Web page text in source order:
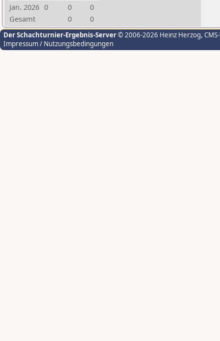
Jan. 2026 0 0
0
Gesamt
0 0
Der Schachturnier-Ergebnis-Server© 2006-2026 Heinz Herzog,
Impressum / Nutzungsbedingungen